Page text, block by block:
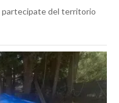
partecipate del territorio